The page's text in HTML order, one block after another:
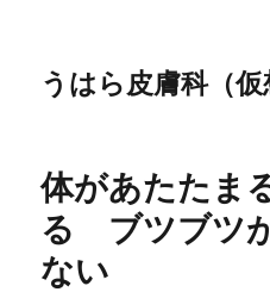
うはら皮膚科（仮
体があたたま
る ブツブツ
ない